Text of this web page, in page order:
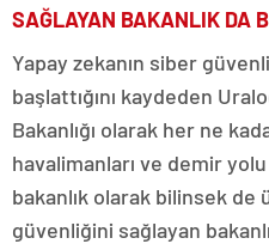
SAĞLAYAN BAKANLIK DA
Yapay zekanın siber
başlattığını kaydeden
Bakanlığı olarak her ne
havalimanları ve demir
bakanlık olarak bilinsek de
güvenliğini sağlayan